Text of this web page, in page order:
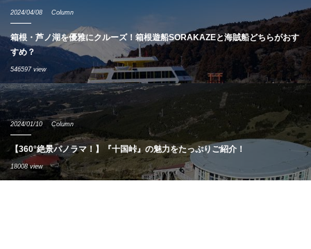
2024/04/08 Column
箱根・芦ノ湖を優雅にクルーズ！箱根遊船SORAKAZEと海賊船どちらがおす
すめ？
546597 view
2024/01/10 Column
【360°絶景パノラマ！】『十国峠』の魅力をたっぷりご紹介！
18008 view